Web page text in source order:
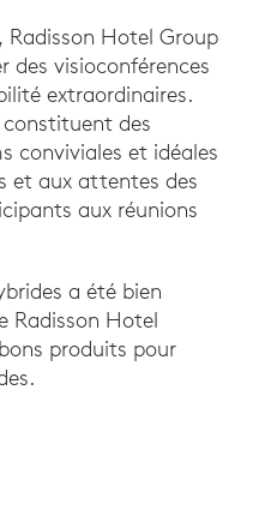
Radisson Hotel Group
des visioconférences
extraordinaires.
des
conviviales et idéales
et aux attentes des
aux réunions
a été bien
Radisson Hotel
produits pour